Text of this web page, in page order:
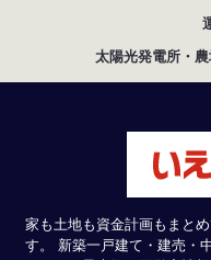
太陽光発電所・
家も土地も資金計画もまと
す。 新築一戸建て・建売・